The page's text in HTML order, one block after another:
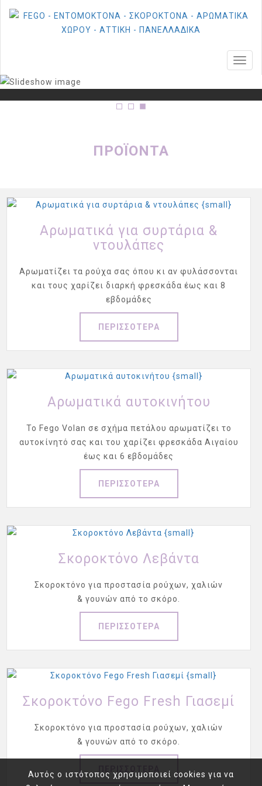
ΠΡΟΪΟΝΤΑ
Αρωματικά για συρτάρια &
ντουλάπες
Αρωματίζει τα ρούχα σας όπου κι αν φυλάσσονται
και τους χαρίζει διαρκή φρεσκάδα έως και 8
εβδομάδες
ΠΕΡΙΣΣΟΤΕΡΑ
Αρωματικά αυτοκινήτου
Το Fego Volan σε σχήμα πετάλου αρωματίζει το
αυτοκίνητό σας και του χαρίζει φρεσκάδα Αιγαίου
έως και 6 εβδομάδες
ΠΕΡΙΣΣΟΤΕΡΑ
Σκοροκτόνο Λεβάντα
Σκοροκτόνο για προστασία ρούχων, χαλιών
& γουνών από το σκόρο.
ΠΕΡΙΣΣΟΤΕΡΑ
Σκοροκτόνο Fego Fresh Γιασεμί
Σκοροκτόνο για προστασία ρούχων, χαλιών
& γουνών από το σκόρο.
Αυτός ο ιστότοπος χρησιμοποιεί cookies για να